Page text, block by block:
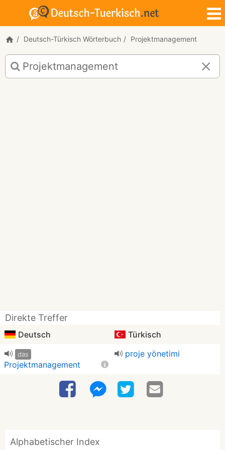
Deutsch-Türkisch Wörterbuch Projektmanagement
Deutsch-
Türkisch
Übersetzung
Direkte Treffer
Deutsch Türkisch
das
Projektmanagement
proje yönetimi
Alphabetischer Index